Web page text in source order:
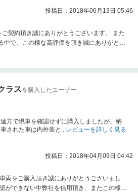
投稿日：2018年06月13日 05:46
契約頂き誠にありがとうございます。 また
中で、この様な高評価を頂き誠にありがとう
ンテナンスは正規店様にお願いする形がほと
お力添えさせて頂きます。また、こちらの
是非一度お立ち寄りください。どうぞ今後
ラスを購入したユーザー
遠方で現車を確認せずに購入しましたが、納
車された車は内外装と...レビューを詳しく見る
投稿日：2018年04月09日 04:42
をご購入頂き誠にありがとうございまし
ができない中弊社を信用頂き、またこの様な